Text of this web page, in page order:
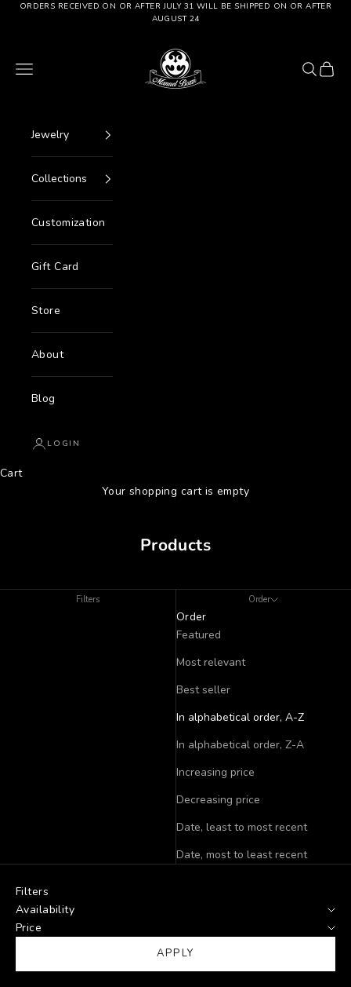
Go to content
ORDERS RECEIVED ON OR AFTER JULY 31 WILL BE SHIPPED ON OR AFTER
AUGUST 24
Manuel Bozzi Jewels
Menu
Search
Cart
Jewelry
Collections
Customization
Gift Card
Store
About
Blog
LOGIN
Cart
Your shopping cart is empty
Products
Filters Order
Order
Featured
Most relevant
Best seller
In alphabetical order, A-Z
In alphabetical order, Z-A
Increasing price
Decreasing price
Date, least to most recent
Date, most to least recent
Filters
Availability
Price
APPLY